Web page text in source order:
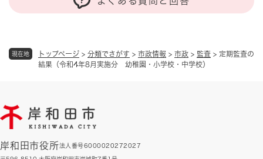
現在地 トップページ > 分類でさがす > 市政情報 > 市政 > 監査 > 定期監査の
結果（令和4年8月実施分 幼稚園・小学校・中学校）
岸和田市役所法人番号6000020272027